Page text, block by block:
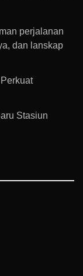
perjalanan
dan lanskap
Stasiun